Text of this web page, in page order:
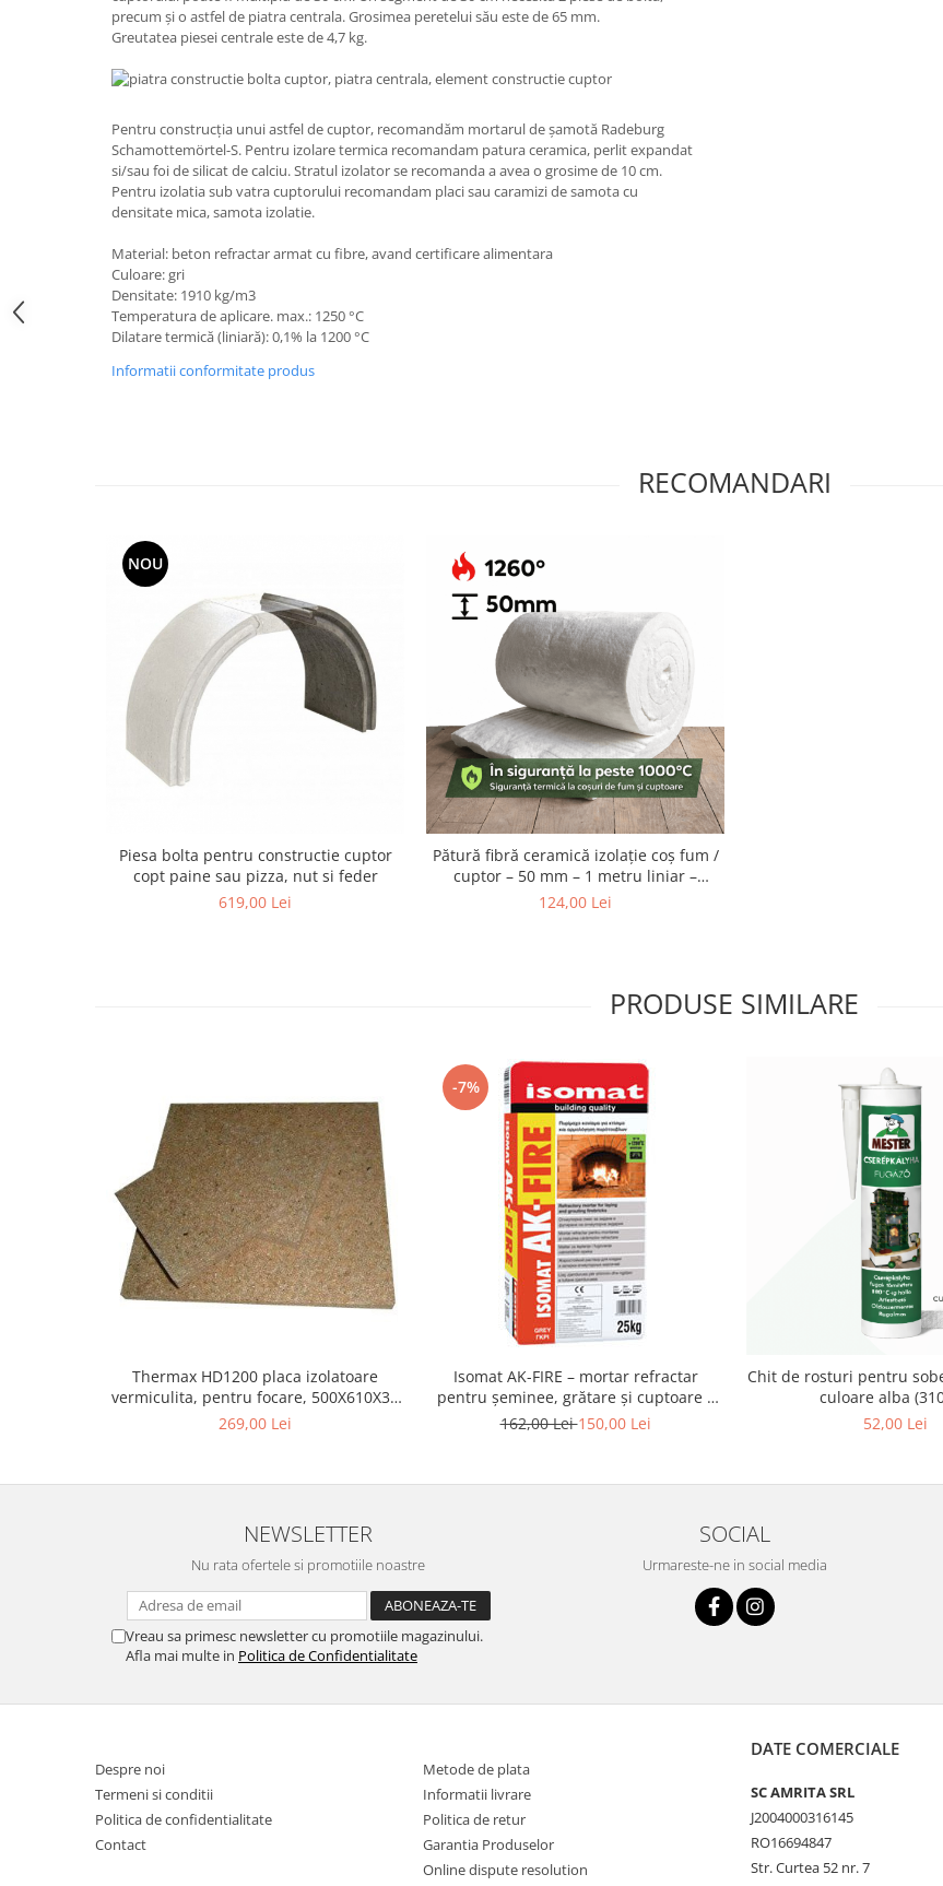
precum și o astfel de piatra centrala. Grosimea peretelui său este de 65 mm.
Greutatea piesei centrale este de 4,7 kg.
Pentru construcția unui astfel de cuptor, recomandăm mortarul de șamotă Radeburg
Schamottemörtel-S. Pentru izolare termica recomandam patura ceramica, perlit expandat
si/sau foi de silicat de calciu. Stratul izolator se recomanda a avea o grosime de 10 cm.
Pentru izolatia sub vatra cuptorului recomandam placi sau caramizi de samota cu
densitate mica, samota izolatie.
Material: beton refractar armat cu fibre, avand certificare alimentara
Culoare: gri
Densitate: 1910 kg/m3
Temperatura de aplicare. max.: 1250 °C
Dilatare termică (liniară): 0,1% la 1200 °C
Informatii conformitate produs
RECOMANDARI
NOU
Piesa bolta pentru constructie cuptor
copt paine sau pizza, nut si feder
619,00 Lei
Pătură fibră ceramică izolație coș fum /
cuptor – 50 mm – 1 metru liniar –
1260°C
124,00 Lei
PRODUSE SIMILARE
Thermax HD1200 placa izolatoare
vermiculita, pentru focare, 500X610X30
mm
269,00 Lei
-7%
Isomat AK-FIRE – mortar refractar
pentru șeminee, grătare și cuptoare –
sac 25 kg
162,00 Lei150,00 Lei
Chit de rosturi pentru
culoare alba
52,00 Lei
NEWSLETTER
Nu rata ofertele si promotiile noastre
Vreau sa primesc newsletter cu promotiile magazinului.
Afla mai multe in Politica de Confidentialitate
SOCIAL
Urmareste-ne in social media
Despre noi
Termeni si conditii
Politica de confidentialitate
Contact
Metode de plata
Informatii livrare
Politica de retur
Garantia Produselor
Online dispute resolution
DATE COMERCIALE
SC AMRITA SRL
J2004000316145
RO16694847
Str. Curtea 52 nr. 7